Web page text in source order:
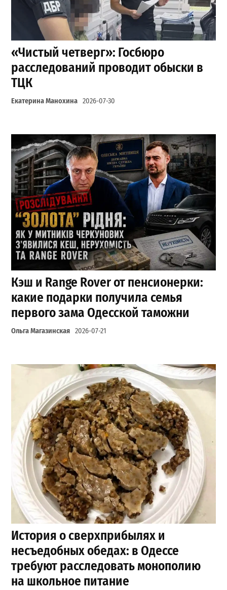
«Чистый четверг»: Госбюро
расследований проводит обыски в
ТЦК
Екатерина Манохина 2026-07-30
Кэш и Range Rover от пенсионерки:
какие подарки получила семья
первого зама Одесской таможни
Ольга Магазинская 2026-07-21
История о сверхприбылях и
несъедобных обедах: в Одессе
требуют расследовать монополию
на школьное питание